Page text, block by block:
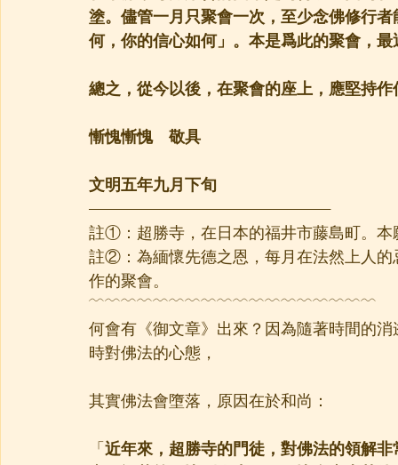
塗。儘管一月只聚會一次，至少念佛修行
何，你的信心如何」。本是爲此的聚會，
總之，從今以後，在聚會的座上，應堅持
慚愧慚愧　敬具
文明五年九月下旬
—————————————————
註①：超勝寺，在日本的福井市藤島町。本
註②：為緬懷先德之恩，每月在法然上人
作的聚會。
﹋﹋﹋﹋﹋﹋﹋﹋﹋﹋﹋﹋﹋﹋﹋﹋﹋﹋
何會有《御文章》出來？因為隨著時間的
時對佛法的心態，
其實佛法會墮落，原因在於和尚：
「 近年來，超勝寺的門徒，對佛法的領解